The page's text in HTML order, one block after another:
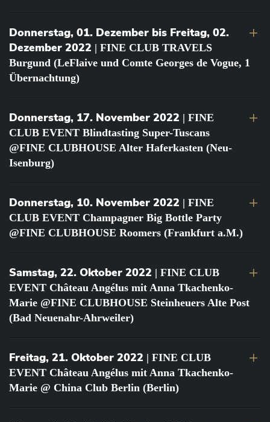
Donnerstag, 01. Dezember bis Freitag, 02.
Dezember 2022 | FINE CLUB TRAVELS
Burgund (LeFlaive und Comte Georges de Vogue, 1
Übernachtung)
Donnerstag, 17. November 2022 | FINE
CLUB EVENT Blindtasting Super-Tuscans
@FINE CLUBHOUSE Alter Haferkasten (Neu-
Isenburg)
Donnerstag, 10. November 2022 | FINE
CLUB EVENT Champagner Big Bottle Party
@FINE CLUBHOUSE Roomers (Frankfurt a.M.)
Samstag, 22. Oktober 2022 | FINE CLUB
EVENT Château Angélus mit Anna Tkachenko-
Marie @FINE CLUBHOUSE Steinheuers Alte Post
(Bad Neuenahr-Ahrweiler)
Freitag, 21. Oktober 2022 | FINE CLUB
EVENT Château Angélus mit Anna Tkachenko-
Marie @ China Club Berlin (Berlin)